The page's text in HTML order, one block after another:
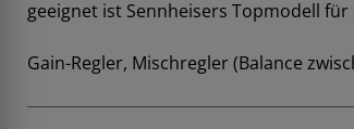
geeignet ist Sennheisers Topmodell
Gain-Regler, Mischregler (Balance